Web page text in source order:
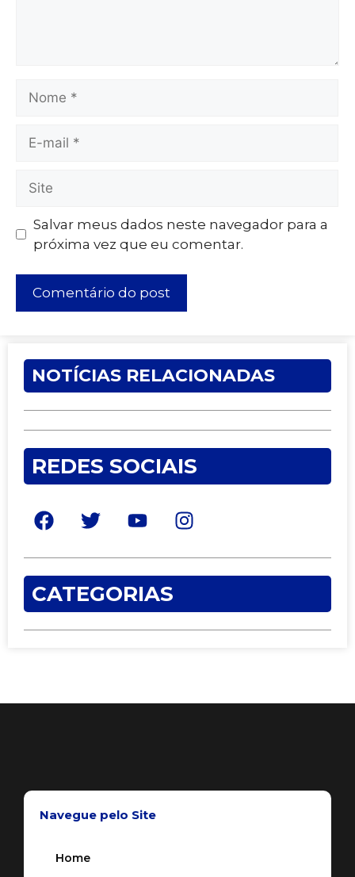
Salvar meus dados neste navegador para a
próxima vez que eu comentar.
NOTÍCIAS RELACIONADAS
REDES SOCIAIS
CATEGORIAS
Navegue pelo Site
Home